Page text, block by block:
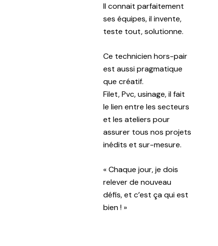
Il connait parfaitement
ses équipes, il invente,
teste tout, solutionne.
Ce technicien hors-pair
est aussi pragmatique
que créatif.
Filet, Pvc, usinage, il fait
le lien entre les secteurs
et les ateliers pour
assurer tous nos projets
inédits et sur-mesure.
« Chaque jour, je dois
relever de nouveau
défis, et c’est ça qui est
bien ! »